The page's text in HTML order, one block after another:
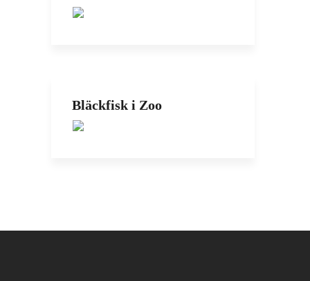
Bläckfisk i Zoo